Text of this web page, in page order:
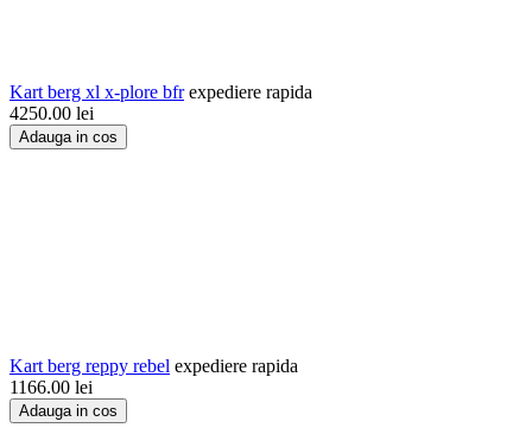
Kart berg xl x-plore bfr expediere rapida
4250.00 lei
Adauga in cos
Kart berg reppy rebel expediere rapida
1166.00 lei
Adauga in cos